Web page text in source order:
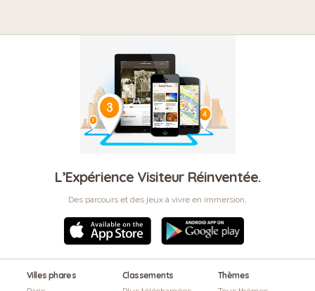
L’Expérience Visiteur Réinventée.
Des parcours et des jeux à vivre en immersion.
Villes phares Classements Thèmes